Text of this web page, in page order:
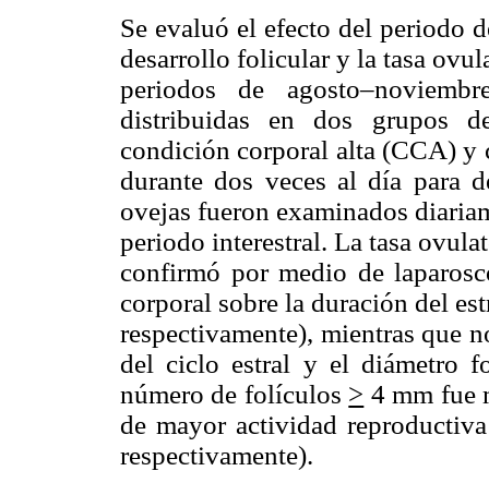
Se evaluó el efecto del periodo
desarrollo folicular y la tasa
periodos de
distribuidas en dos grupos
condición corporal alta (CCA) y
durante dos veces al día para
ovejas fueron examinados
periodo interestral. La tasa
confirmó por medio de
corporal sobre la duración del
respectivamente), mientras que
del ciclo estral y el diámetro
número de folículos > 4 mm fue
de mayor actividad
respectivamente).